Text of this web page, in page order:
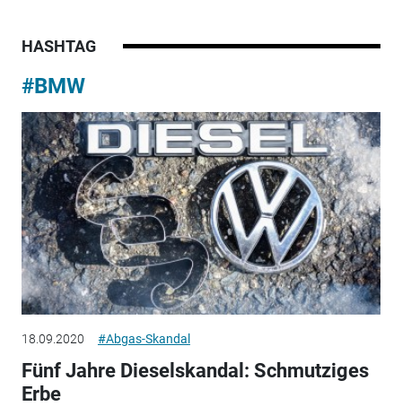
HASHTAG
#BMW
18.09.2020 #Abgas-Skandal
Fünf Jahre Dieselskandal: Schmutziges
Erbe